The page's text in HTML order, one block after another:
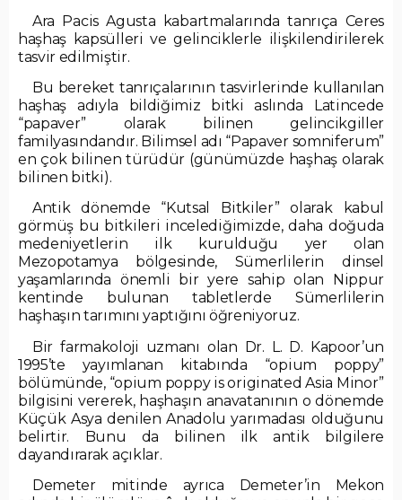
Ara Pacis Agusta kabartmalarında tanrıça Ceres
haşhaş kapsülleri ve gelinciklerle ilişkilendirilerek
tasvir edilmiştir.
Bu bereket tanrıçalarının tasvirlerinde kullanılan
haşhaş adıyla bildiğimiz bitki aslında Latincede
“papaver” olarak bilinen gelincikgiller
familyasındandır. Bilimsel adı “Papaver somniferum”
en çok bilinen türüdür (günümüzde haşhaş olarak
bilinen bitki).
Antik dönemde “Kutsal Bitkiler” olarak kabul
görmüş bu bitkileri incelediğimizde, daha doğuda
medeniyetlerin ilk kurulduğu yer olan
Mezopotamya bölgesinde, Sümerlilerin dinsel
yaşamlarında önemli bir yere sahip olan Nippur
kentinde bulunan tabletlerde Sümerlilerin
haşhaşın tarımını yaptığını öğreniyoruz.
Bir farmakoloji uzmanı olan Dr. L. D. Kapoor’un
1995’te yayımlanan kitabında “opium poppy”
bölümünde, “opium poppy is originated Asia Minor”
bilgisini vererek, haşhaşın anavatanının o dönemde
Küçük Asya denilen Anadolu yarımadası olduğunu
belirtir. Bunu da bilinen ilk antik bilgilere
dayandırarak açıklar.
Demeter mitinde ayrıca Demeter’in Mekon